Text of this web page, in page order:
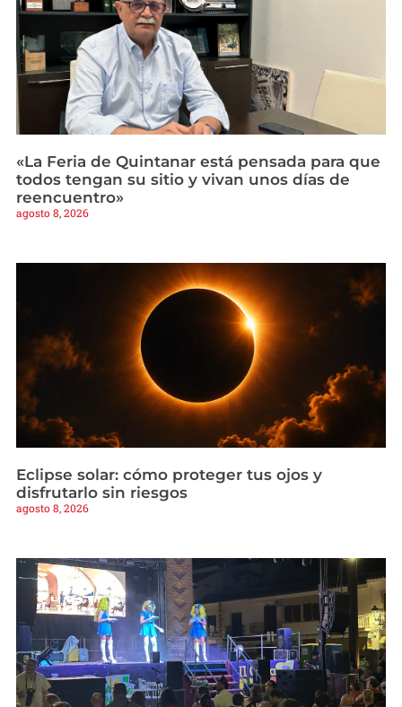
«La Feria de Quintanar está pensada para que
todos tengan su sitio y vivan unos días de
reencuentro»
agosto 8, 2026
Eclipse solar: cómo proteger tus ojos y
disfrutarlo sin riesgos
agosto 8, 2026